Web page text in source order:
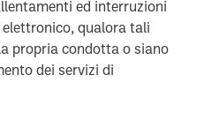
ed interruzioni
qualora tali
propria condotta o siano
dei servizi di